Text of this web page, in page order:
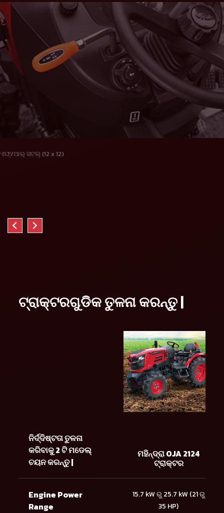
ଏଫ୍/ଆର୍ ସଟଲ୍ (12 x 12)
ଟ୍ରାକ୍ଟରଗୁଡିକ ତୁଳନା କରନ୍ତୁ |
ନିର୍ଦ୍ଦିଷ୍ଟତା ତୁଳନା
କରିବାକୁ 2 ଟି ମଡେଲ୍
ଚୟନ କରନ୍ତୁ |
ମହିନ୍ଦ୍ରା OJA 2124
ଟ୍ରାକ୍ଟର
Engine Power
Range
15.7 kW ରୁ 25.7 kW (21 ରୁ
35 HP)